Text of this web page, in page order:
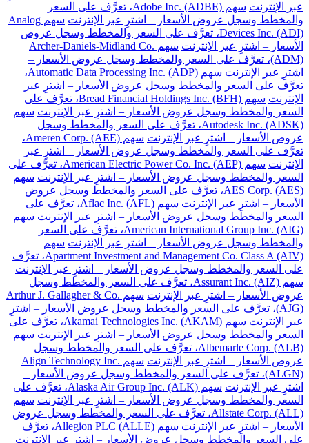
عبر الإنترنت
سهم Adobe Inc. (ADBE)، تعرَّف على السعر
والمخطط وسجل عروض الأسعار – اشترِ عبر الإنترنت
سهم Analog
Devices Inc. (ADI)، تعرَّف على السعر والمخطط وسجل عروض
الأسعار – اشترِ عبر الإنترنت
سهم Archer-Daniels-Midland Co.
(ADM)، تعرَّف على السعر والمخطط وسجل عروض الأسعار –
اشترِ عبر الإنترنت
سهم Automatic Data Processing Inc. (ADP)،
تعرَّف على السعر والمخطط وسجل عروض الأسعار – اشترِ عبر
الإنترنت
سهم Bread Financial Holdings Inc. (BFH)، تعرَّف على
السعر والمخطط وسجل عروض الأسعار – اشترِ عبر الإنترنت سهم
Autodesk Inc. (ADSK)، تعرَّف على السعر والمخطط وسجل
عروض الأسعار – اشترِ عبر الإنترنت
سهم Ameren Corp. (AEE)،
تعرَّف على السعر والمخطط وسجل عروض الأسعار – اشترِ عبر
الإنترنت
سهم American Electric Power Co. Inc. (AEP)، تعرَّف على
السعر والمخطط وسجل عروض الأسعار – اشترِ عبر الإنترنت سهم
AES Corp. (AES)، تعرَّف على السعر والمخطط وسجل عروض
الأسعار – اشترِ عبر الإنترنت
سهم Aflac Inc. (AFL)، تعرَّف على
السعر والمخطط وسجل عروض الأسعار – اشترِ عبر الإنترنت سهم
American International Group Inc. (AIG)، تعرَّف على السعر
والمخطط وسجل عروض الأسعار – اشترِ عبر الإنترنت سهم
Apartment Investment and Management Co. Class A (AIV)، تعرَّف
على السعر والمخطط وسجل عروض الأسعار – اشترِ عبر الإنترنت
سهم Assurant Inc. (AIZ)، تعرَّف على السعر والمخطط وسجل
عروض الأسعار – اشترِ عبر الإنترنت
سهم Arthur J. Gallagher & Co.
(AJG)، تعرَّف على السعر والمخطط وسجل عروض الأسعار – اشترِ
عبر الإنترنت
سهم Akamai Technologies Inc. (AKAM)، تعرَّف على
السعر والمخطط وسجل عروض الأسعار – اشترِ عبر الإنترنت سهم
Albemarle Corp. (ALB)، تعرَّف على السعر والمخطط وسجل
عروض الأسعار – اشترِ عبر الإنترنت
سهم Align Technology Inc.
(ALGN)، تعرَّف على السعر والمخطط وسجل عروض الأسعار –
اشترِ عبر الإنترنت
سهم Alaska Air Group Inc. (ALK)، تعرَّف على
السعر والمخطط وسجل عروض الأسعار – اشترِ عبر الإنترنت سهم
Allstate Corp. (ALL)، تعرَّف على السعر والمخطط وسجل عروض
الأسعار – اشترِ عبر الإنترنت
سهم Allegion PLC (ALLE)، تعرَّف
على السعر والمخطط وسجل عروض الأسعار – اشترِ عبر الإنترنت